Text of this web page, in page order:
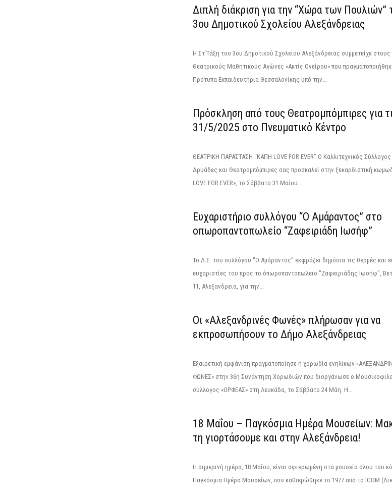
Διπλή διάκριση για την “Χώρα των Πουλιών”
3ου Δημοτικού Σχολείου Αλεξάνδρειας
Η Στ΄Τάξη του 3ου Δημοτικού Σχολείου Αλεξάνδρειας συμμετείχε
Θεατρικούς Μαθητικούς Αγώνες «Ακτίς Ονείρου» που
Πρότυπα Εκπαιδευτήρια Θεσσαλονίκης υπό την...
Πρόσκληση από τους Θεατρομπόμπιρες για
31/5/2025 στο Πνευματικό Κέντρο
ΘΕΑΤΡΙΚΗ ΠΑΡΑΣΤΑΣΗ ¨ΚΑΠΗ LOVE FOR EVER” O Καλλιτεχνικός
Δρυάδες και Θεατρομπόμπιρες σας προσκαλεί στην ξεκαρδιστική
LOVE FOR EVER», το Σάββατο 31 Μαίου...
Ευχαριστήριο συλλόγου “Ο Αμάραντος” στο
οπωροπαντοπωλείο “Ζαφειριάδη Ιωσήφ”
Το Δ.Σ. του συλλόγου "Ο Αμάραντος" εκφράζει δημόσια τις θερμές και
ευχαριστίες του προς το όπωροπαντοπωλειο "Ζαφειριάδης Ιωσήφ",
11, Αλεξανδρεια, για την...
Οι «Αλεξανδρινές Φωνές» πλήρωσαν για να
εκπροσωπήσουν το Δήμο Αλεξάνδρειας
Εξαιρετική εμφάνιση πραγματοποίησε η χορωδία ενηλίκων
ΦΩΝΕΣ» στην 36η Συνάντηση Χορωδιών που διοργάνωσε ο
σύλλογος «ΟΡΦΕΑΣ» στη Λευκάδα, το Σάββατο 24 Μάη. Η...
18 Μαΐου – Παγκόσμια Ημέρα Μουσείων:
τη γιορτάσουμε και στην Αλεξάνδρεια!
Η σημερινή ημέρα, 18 Μαΐου, είναι αφιερωμένη στα μουσεία όλου του
Παγκόσμια Ημέρα Μουσείων, που καθιερώθηκε το 1977 από το ICOM